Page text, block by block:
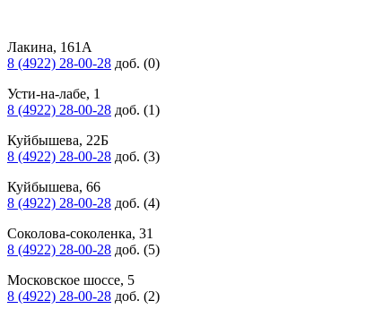
Лакина, 161А
8 (4922) 28-00-28 доб. (0)
Усти-на-лабе, 1
8 (4922) 28-00-28 доб. (1)
Куйбышева, 22Б
8 (4922) 28-00-28 доб. (3)
Куйбышева, 66
8 (4922) 28-00-28 доб. (4)
Соколова-соколенка, 31
8 (4922) 28-00-28 доб. (5)
Московское шоссе, 5
8 (4922) 28-00-28 доб. (2)